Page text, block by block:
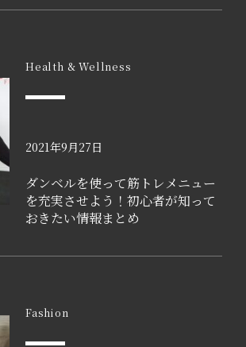
Health & Wellness
2021年9月27日
ダンベルを使って筋トレメニュー
を充実させよう！初心者が知って
おきたい情報まとめ
Fashion